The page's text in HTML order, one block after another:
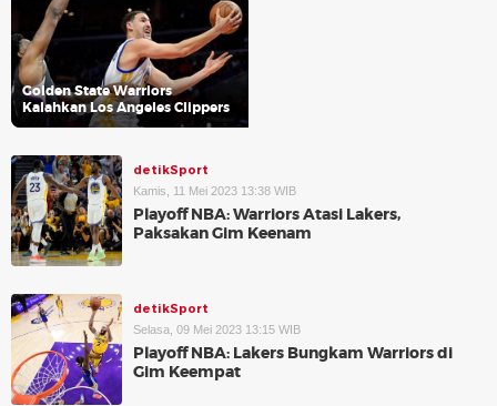
Golden State Warriors
Kalahkan Los Angeles Clippers
detikSport
Kamis, 11 Mei 2023 13:38 WIB
Playoff NBA: Warriors Atasi Lakers,
Paksakan Gim Keenam
detikSport
Selasa, 09 Mei 2023 13:15 WIB
Playoff NBA: Lakers Bungkam Warriors di
Gim Keempat